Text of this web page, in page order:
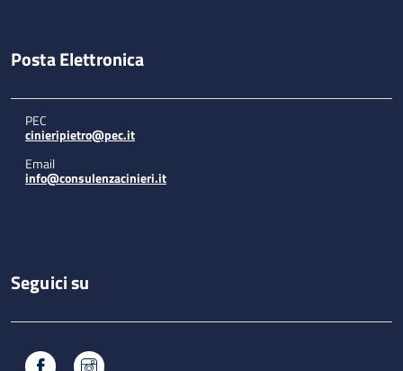
Posta Elettronica
PEC
cinieripietro@pec.it
Email
info@consulenzacinieri.it
Seguici su
Facebook